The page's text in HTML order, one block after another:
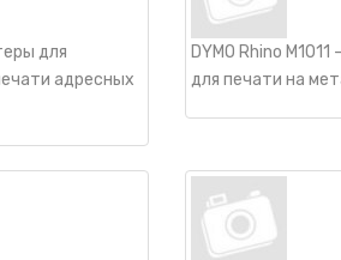
для
адресных
DYMO Rhino
для печати на